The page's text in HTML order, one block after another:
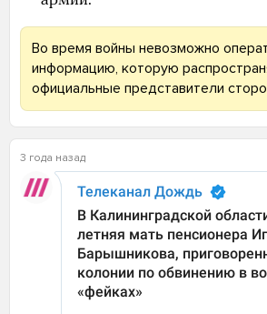
Во время войны невозможно
информацию, которую
официальные представители
3 года назад